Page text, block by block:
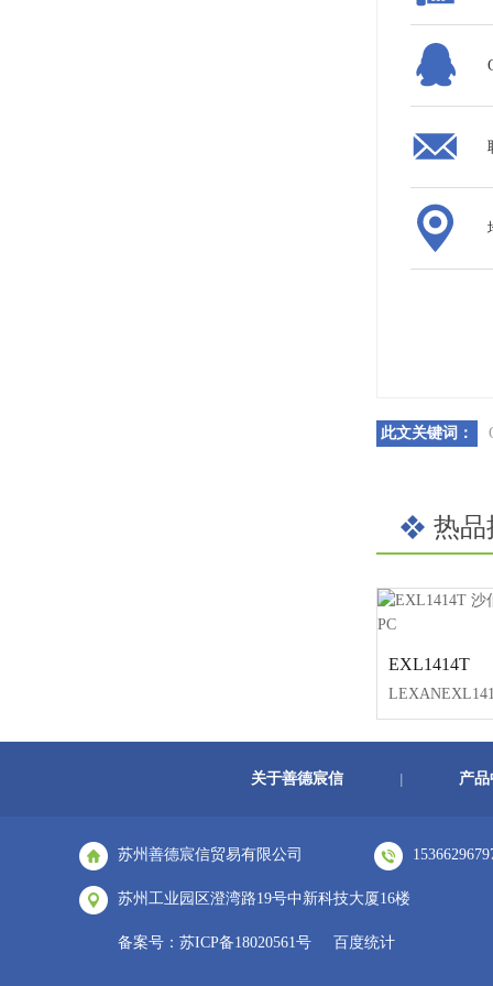
此文关键词：
热品
EXL1414T
关于善德宸信 产品
苏州善德宸信贸易有限公司
苏州工业园区澄湾路19号中新科技大厦16楼
备案号： 苏ICP备18020561号 百度统计